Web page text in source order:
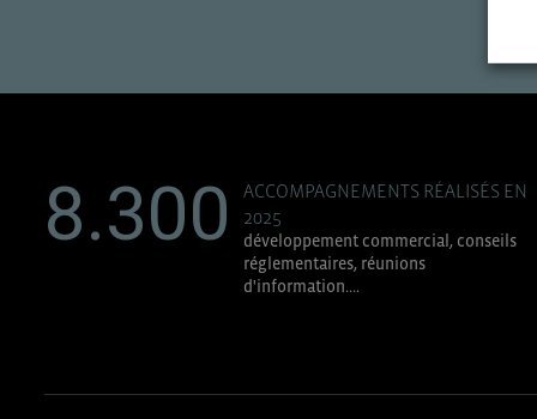
8.300
ACCOMPAGNEMENTS RÉALISÉS EN
2025
développement commercial, conseils
réglementaires, réunions
d'information....